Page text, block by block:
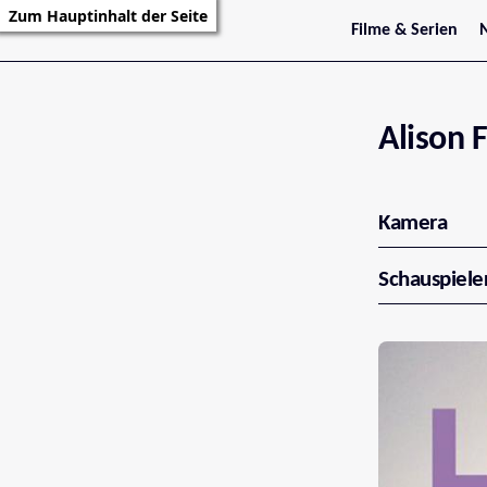
Zum Hauptinhalt der Seite
Filme & Serien
Trailer
Serienarchiv
Alison
Kamera